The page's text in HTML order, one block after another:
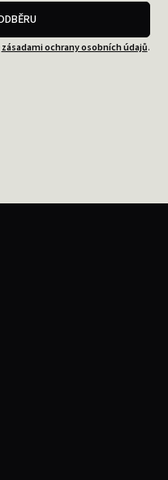
zásadami ochrany osobních údajů.